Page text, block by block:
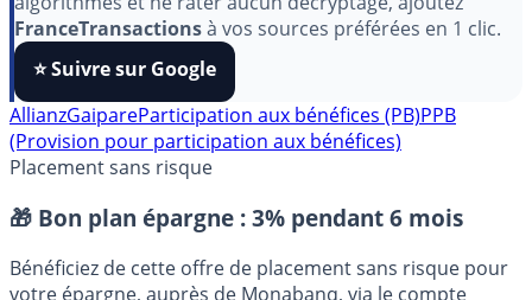
Pour soutenir le travail de notre équipe face aux
algorithmes et ne rater aucun décryptage, ajoutez
FranceTransactionsà vos sources préférées en 1 clic.
⭐️ Suivre sur Google
AllianzGaipareParticipation aux bénéfices (PB)
Placement sans risque
🎁 Bon plan épargne : 3% pendant 6 mois